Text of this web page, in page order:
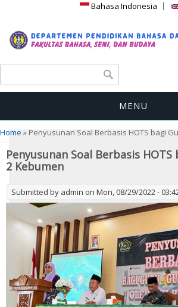
Bahasa Indonesia
Search form
MENU
You are here
Home » Penyusunan Soal Berbasis HOTS bagi
Penyusunan Soal Berbasis HOTS
2 Kebumen
Submitted by admin on Mon, 08/29/2022 -